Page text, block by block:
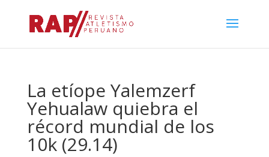
La etíope Yalemzerf
Yehualaw quiebra el
récord mundial de los
10k (29.14)